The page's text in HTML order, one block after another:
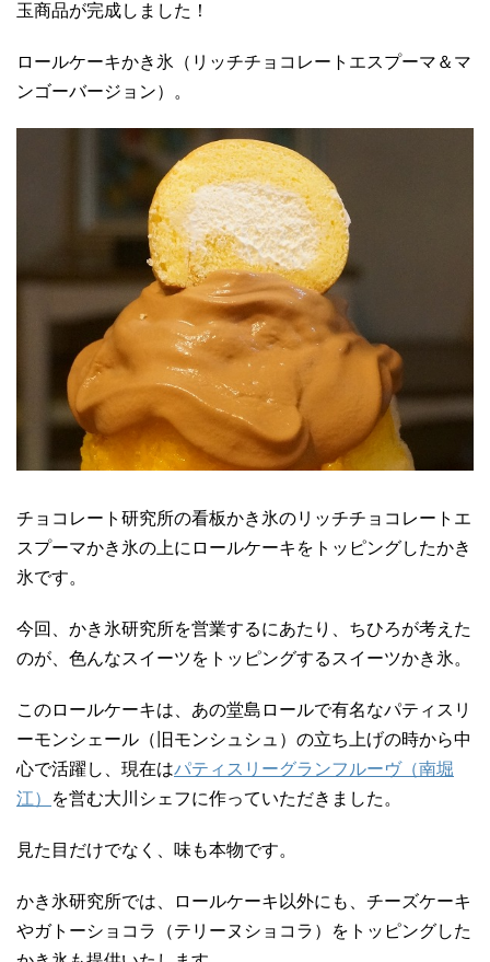
玉商品が完成しました！
ロールケーキかき氷（リッチチョコレートエスプーマ＆マ
ンゴーバージョン）。
チョコレート研究所の看板かき氷のリッチチョコレートエ
スプーマかき氷の上にロールケーキをトッピングしたかき
氷です。
今回、かき氷研究所を営業するにあたり、ちひろが考えた
のが、色んなスイーツをトッピングするスイーツかき氷。
このロールケーキは、あの堂島ロールで有名なパティスリ
ーモンシェール（旧モンシュシュ）の立ち上げの時から中
心で活躍し、現在はパティスリーグランフルーヴ（南堀
江）
を営む大川シェフに作っていただきました。
見た目だけでなく、味も本物です。
かき氷研究所では、ロールケーキ以外にも、チーズケーキ
やガトーショコラ（テリーヌショコラ）をトッピングした